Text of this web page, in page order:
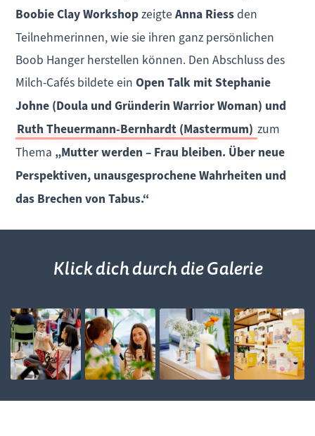
Boobie Clay WorkshopzeigteAnna Riessden
Teilnehmerinnen, wie sie ihren ganz persönlichen
Boob Hanger herstellen können. Den Abschluss des
Milch-Cafés bildete einOpen Talk mit Stephanie
Johne (Doula und Gründerin Warrior Woman) und
Ruth Theuermann-Bernhardt (Mastermum) zum
Thema „Mutter werden – Frau bleiben. Über neue
Perspektiven, unausgesprochene Wahrheiten und
das Brechen von Tabus.“
Klick dich durch die Galerie